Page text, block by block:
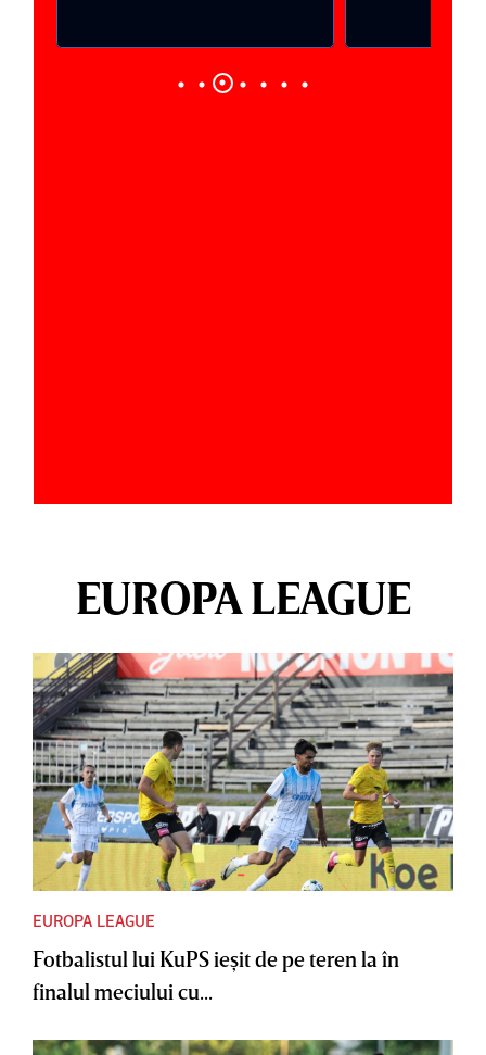
EUROPA LEAGUE
EUROPA LEAGUE
Fotbalistul lui KuPS ieşit de pe teren la în
finalul meciului cu...